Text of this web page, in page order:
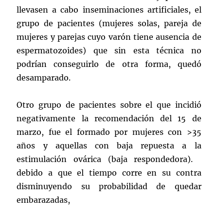
llevasen a cabo inseminaciones artificiales, el
grupo de pacientes (mujeres solas, pareja de
mujeres y parejas cuyo varón tiene ausencia de
espermatozoides) que sin esta técnica no
podrían conseguirlo de otra forma, quedó
desamparado.
Otro grupo de pacientes sobre el que incidió
negativamente la recomendación del 15 de
marzo, fue el formado por mujeres con >35
años y aquellas con baja repuesta a la
estimulación ovárica (baja respondedora).
debido a que el tiempo corre en su contra
disminuyendo su probabilidad de quedar
embarazadas,